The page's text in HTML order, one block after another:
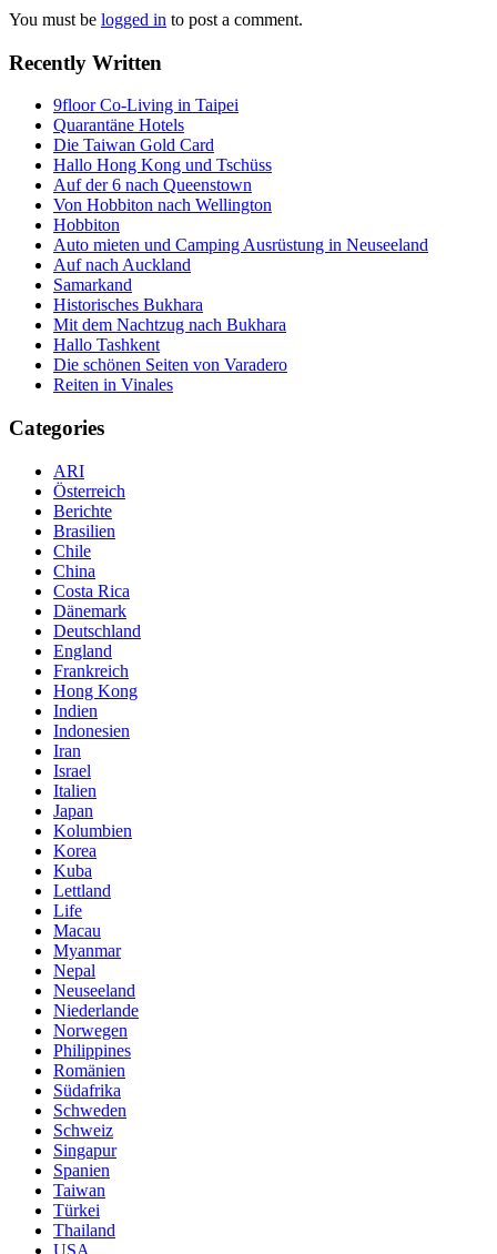
You must be logged in to post a comment.
Recently Written
9floor Co-Living in Taipei
Quarantäne Hotels
Die Taiwan Gold Card
Hallo Hong Kong und Tschüss
Auf der 6 nach Queenstown
Von Hobbiton nach Wellington
Hobbiton
Auto mieten und Camping Ausrüstung in Neuseeland
Auf nach Auckland
Samarkand
Historisches Bukhara
Mit dem Nachtzug nach Bukhara
Hallo Tashkent
Die schönen Seiten von Varadero
Reiten in Vinales
Categories
ARI
Österreich
Berichte
Brasilien
Chile
China
Costa Rica
Dänemark
Deutschland
England
Frankreich
Hong Kong
Indien
Indonesien
Iran
Israel
Italien
Japan
Kolumbien
Korea
Kuba
Lettland
Life
Macau
Myanmar
Nepal
Neuseeland
Niederlande
Norwegen
Philippines
Romänien
Südafrika
Schweden
Schweiz
Singapur
Spanien
Taiwan
Türkei
Thailand
USA